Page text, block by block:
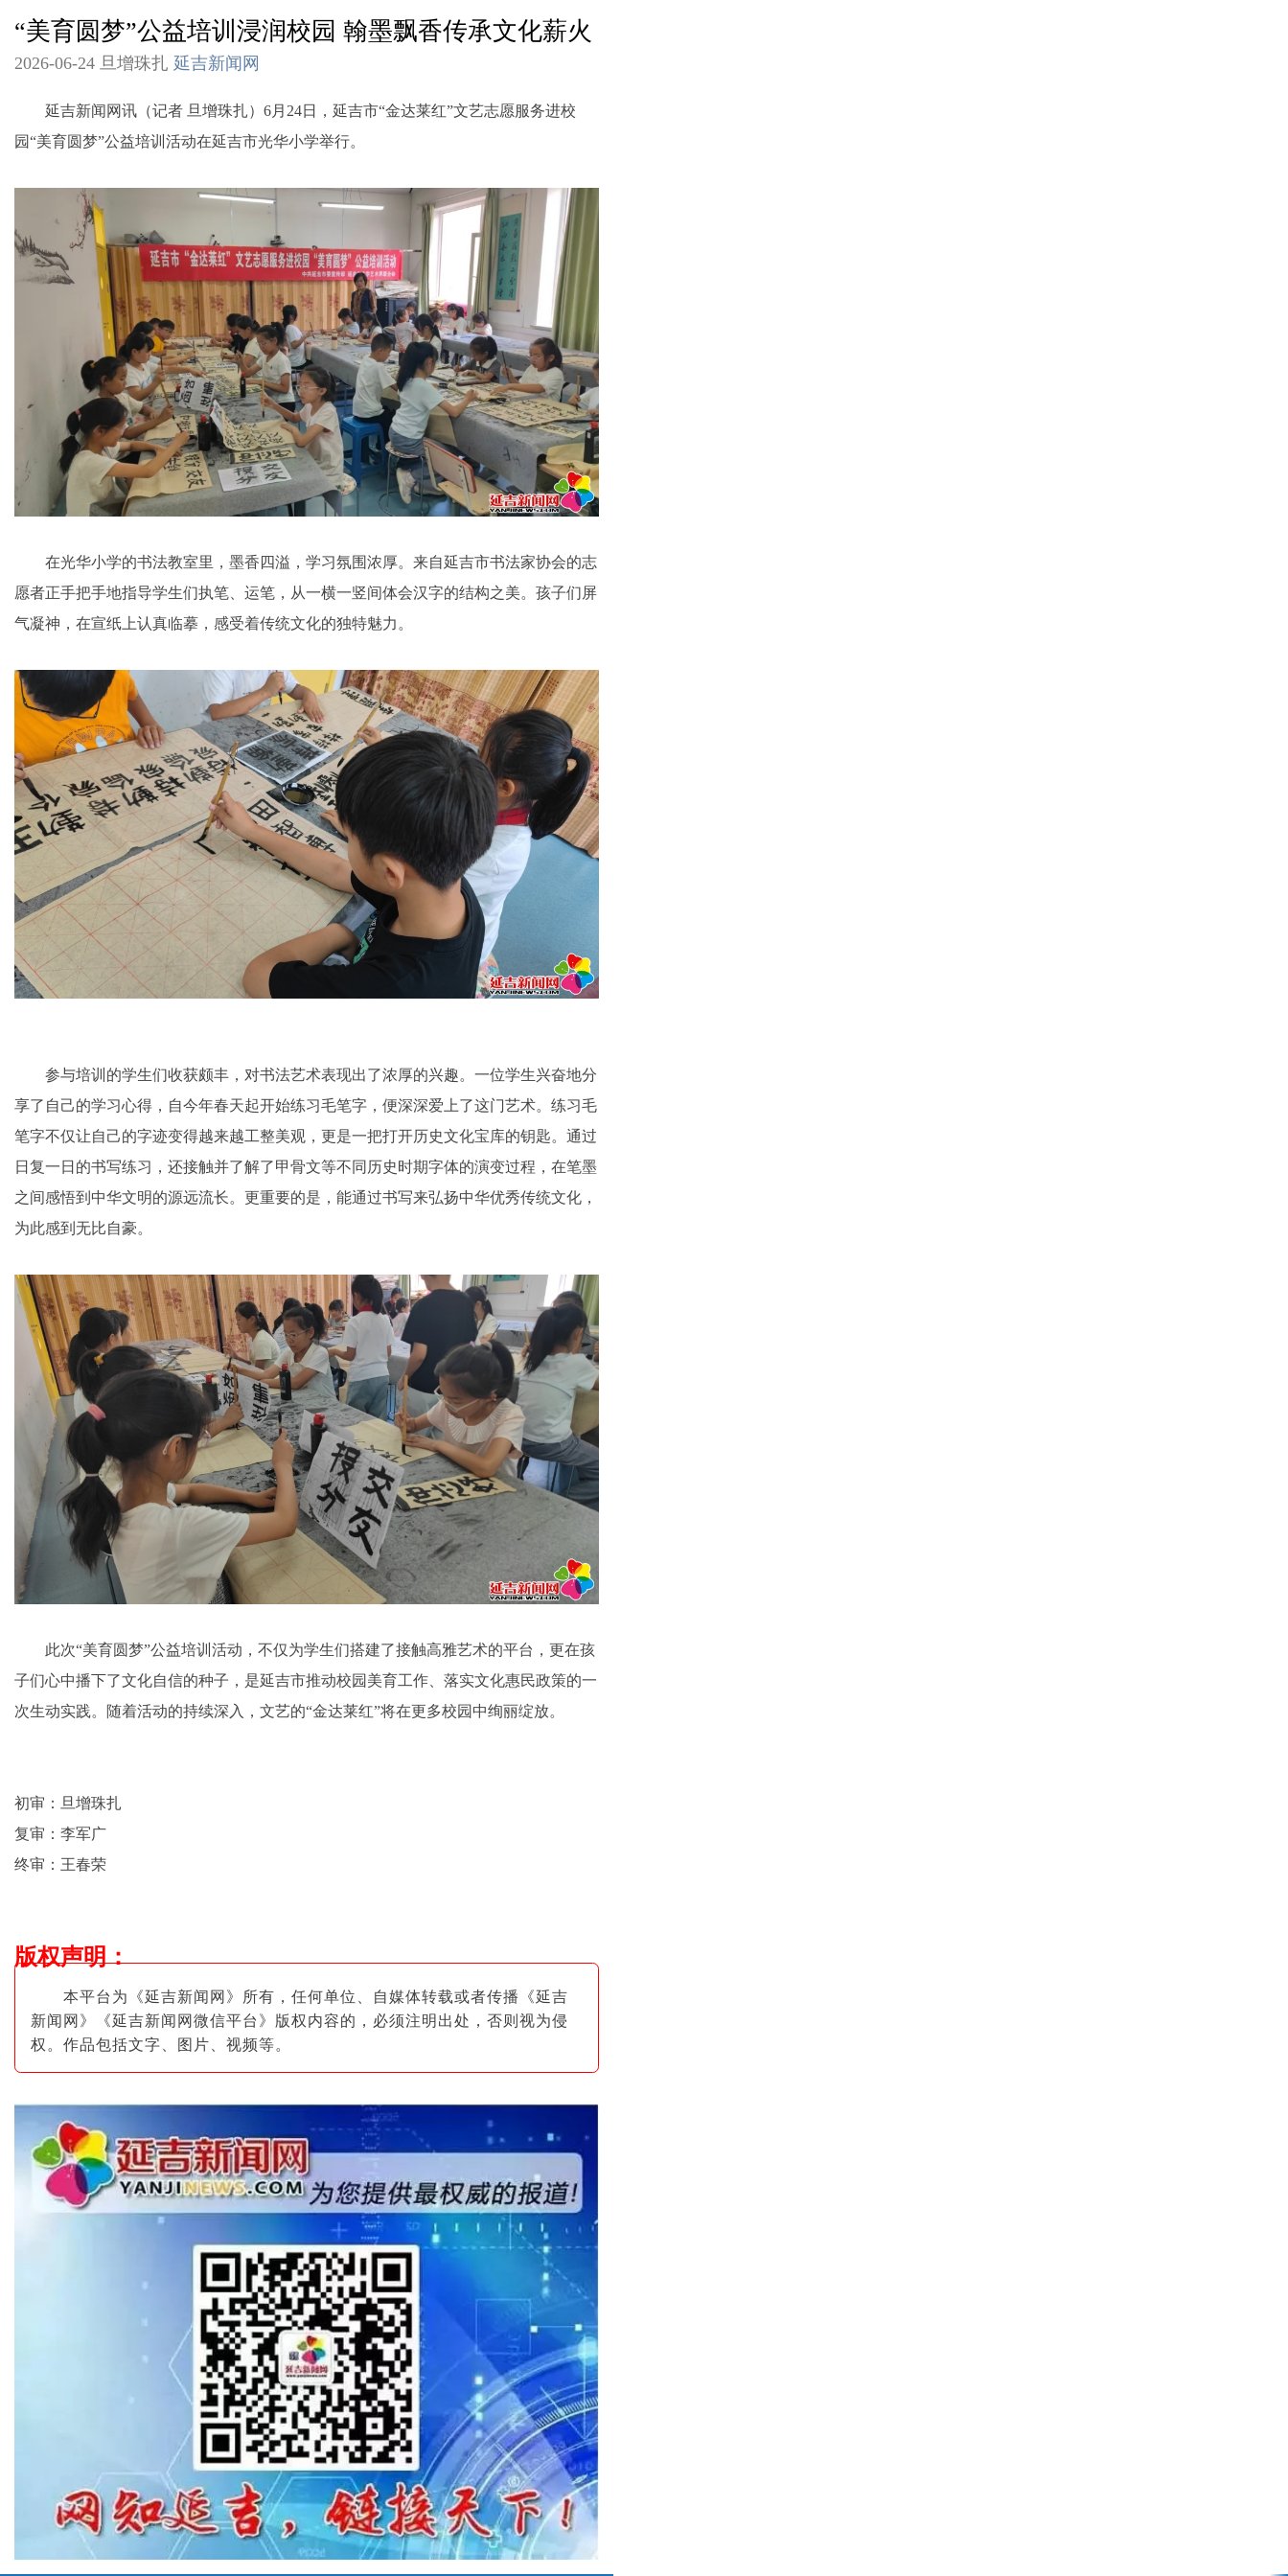
“美育圆梦”公益培训浸润校园 翰墨飘香传承文化薪火
2026-06-24 旦增珠扎 延吉新闻网
延吉新闻网讯（记者 旦增珠扎）6月24日，延吉市“金达莱红”文艺志愿服务进校
园“美育圆梦”公益培训活动在延吉市光华小学举行。
在光华小学的书法教室里，墨香四溢，学习氛围浓厚。来自延吉市书法家协会的志
愿者正手把手地指导学生们执笔、运笔，从一横一竖间体会汉字的结构之美。孩子们屏
气凝神，在宣纸上认真临摹，感受着传统文化的独特魅力。
参与培训的学生们收获颇丰，对书法艺术表现出了浓厚的兴趣。一位学生兴奋地分
享了自己的学习心得，自今年春天起开始练习毛笔字，便深深爱上了这门艺术。练习毛
笔字不仅让自己的字迹变得越来越工整美观，更是一把打开历史文化宝库的钥匙。通过
日复一日的书写练习，还接触并了解了甲骨文等不同历史时期字体的演变过程，在笔墨
之间感悟到中华文明的源远流长。更重要的是，能通过书写来弘扬中华优秀传统文化，
为此感到无比自豪。
此次“美育圆梦”公益培训活动，不仅为学生们搭建了接触高雅艺术的平台，更在孩
子们心中播下了文化自信的种子，是延吉市推动校园美育工作、落实文化惠民政策的一
次生动实践。随着活动的持续深入，文艺的“金达莱红”将在更多校园中绚丽绽放。
初审：旦增珠扎
复审：李军广
终审：王春荣
版权声明：
本平台为《延吉新闻网》所有，任何单位、自媒体转载或者传播《延吉
新闻网》《延吉新闻网微信平台》版权内容的，必须注明出处，否则视为侵
权。作品包括文字、图片 、视频等。